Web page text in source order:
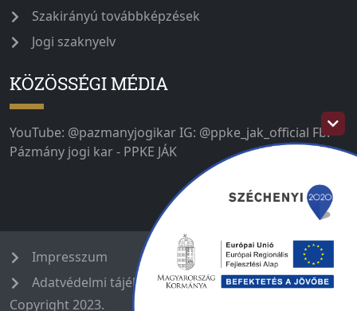
Szakirányú továbbképzések
Jogi szaknyelv
KÖZÖSSÉGI MÉDIA
YouTube: @pazmanyjogikar IG: @ppke_jak_official Fb:
Pázmány jogi kar - PPKE JÁK
Impresszum
Adatvédelmi tájékoztató
Copyright 2023.